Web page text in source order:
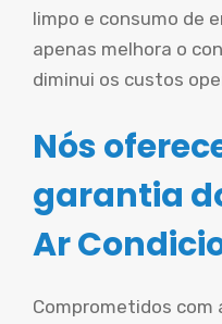
limpo e consumo de
apenas melhora o
diminui os custos
Nós
garantia
Ar
Comprometidos